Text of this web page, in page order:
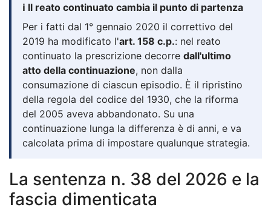
ℹ️ Il reato continuato cambia il punto di partenza
Per i fatti dal 1° gennaio 2020 il correttivo del
2019 ha modificato l'art. 158 c.p.: nel reato
continuato la prescrizione decorre dall'ultimo
atto della continuazione, non dalla
consumazione di ciascun episodio. È il ripristino
della regola del codice del 1930, che la riforma
del 2005 aveva abbandonato. Su una
continuazione lunga la differenza è di anni, e va
calcolata prima di impostare qualunque strategia.
La sentenza n. 38 del 2026 e la
fascia dimenticata